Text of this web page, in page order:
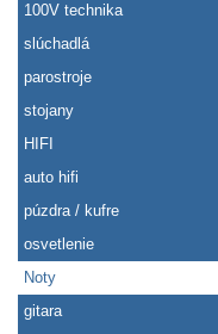
100V technika
slúchadlá
parostroje
stojany
HIFI
auto hifi
púzdra / kufre
osvetlenie
Noty
gitara